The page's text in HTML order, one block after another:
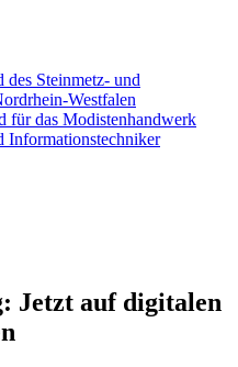
des Steinmetz- und
Westfalen
für das Modistenhandwerk
Informationstechniker
Jetzt auf digitalen